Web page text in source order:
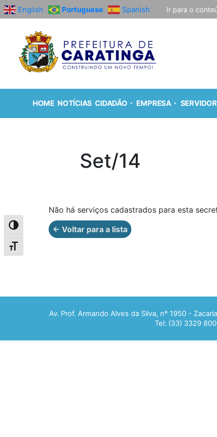
Alternar alto contraste
Alternar tamanho da fonte
English Portuguese Spanish Ir para o
HOME NOTÍCIAS CIDADÃO EMPRESA SERVIDOR
Set/14
Não há serviços cadastrados para esta
← Voltar para a lista
Av. Prof. Armando Alves da Silva, nº 1950 -
Tel: (33) 3329